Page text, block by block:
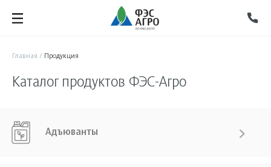
Главная / Продукция
Каталог продуктов ФЭС-Агро
Адъюванты